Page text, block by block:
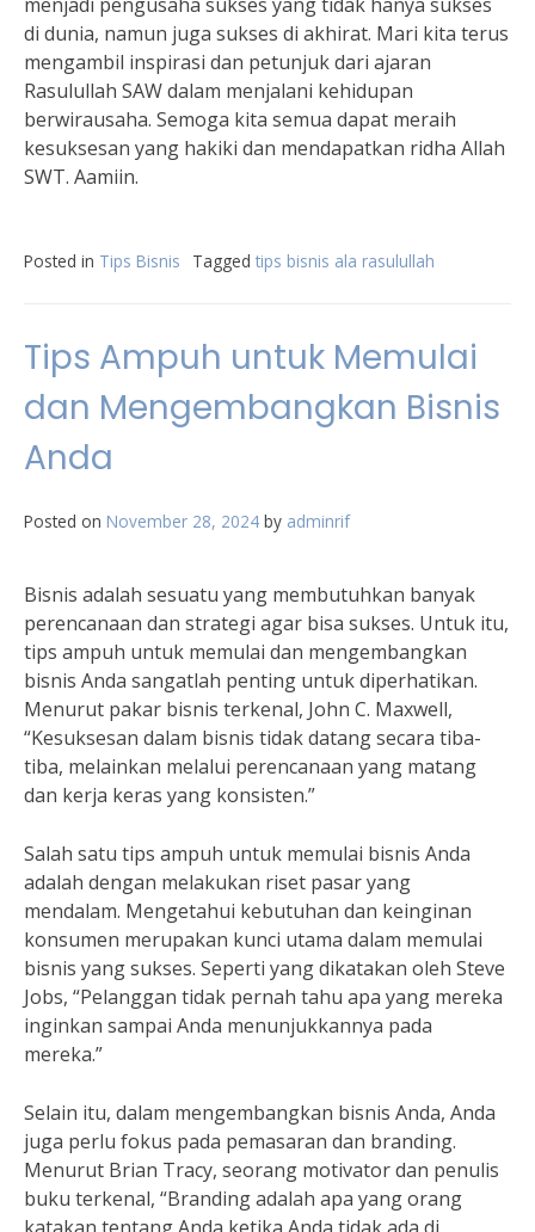
di dunia, namun juga sukses di akhirat. Mari kita terus
mengambil inspirasi dan petunjuk dari ajaran
Rasulullah SAW dalam menjalani kehidupan
berwirausaha. Semoga kita semua dapat meraih
kesuksesan yang hakiki dan mendapatkan ridha Allah
SWT. Aamiin.
Posted in Tips Bisnis Tagged tips bisnis ala rasulullah
Tips Ampuh untuk Memulai
dan Mengembangkan Bisnis
Anda
Posted on November 28, 2024 by adminrif
Bisnis adalah sesuatu yang membutuhkan banyak
perencanaan dan strategi agar bisa sukses. Untuk itu,
tips ampuh untuk memulai dan mengembangkan
bisnis Anda sangatlah penting untuk diperhatikan.
Menurut pakar bisnis terkenal, John C. Maxwell,
“Kesuksesan dalam bisnis tidak datang secara tiba-
tiba, melainkan melalui perencanaan yang matang
dan kerja keras yang konsisten.”
Salah satu tips ampuh untuk memulai bisnis Anda
adalah dengan melakukan riset pasar yang
mendalam. Mengetahui kebutuhan dan keinginan
konsumen merupakan kunci utama dalam memulai
bisnis yang sukses. Seperti yang dikatakan oleh Steve
Jobs, “Pelanggan tidak pernah tahu apa yang mereka
inginkan sampai Anda menunjukkannya pada
mereka.”
Selain itu, dalam mengembangkan bisnis Anda, Anda
juga perlu fokus pada pemasaran dan branding.
Menurut Brian Tracy, seorang motivator dan penulis
buku terkenal, “Branding adalah apa yang orang